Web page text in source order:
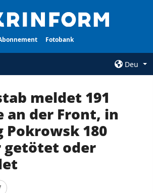
Fotobank
Deu
AGENTUR
Über uns
Kontakte
meldet 191
an der Front, in
Pokrowsk 180
getötet oder